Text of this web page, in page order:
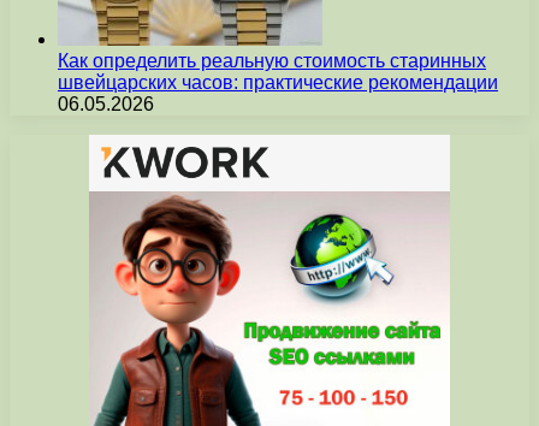
Как определить реальную стоимость старинных
швейцарских часов: практические рекомендации
06.05.2026